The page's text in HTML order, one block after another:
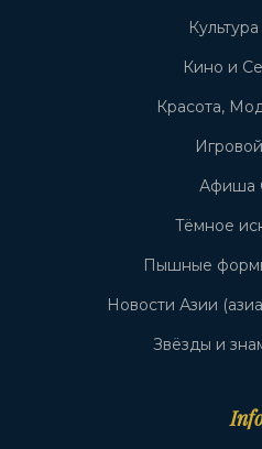
Кино и
Красота,
Афиша
Тёмное
Пышные
Новости Азии
Звёзды и